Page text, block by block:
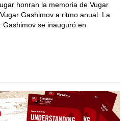
honran la memoria de Vugar
Gashimov a ritmo anual. La
Gashimov se inauguró en